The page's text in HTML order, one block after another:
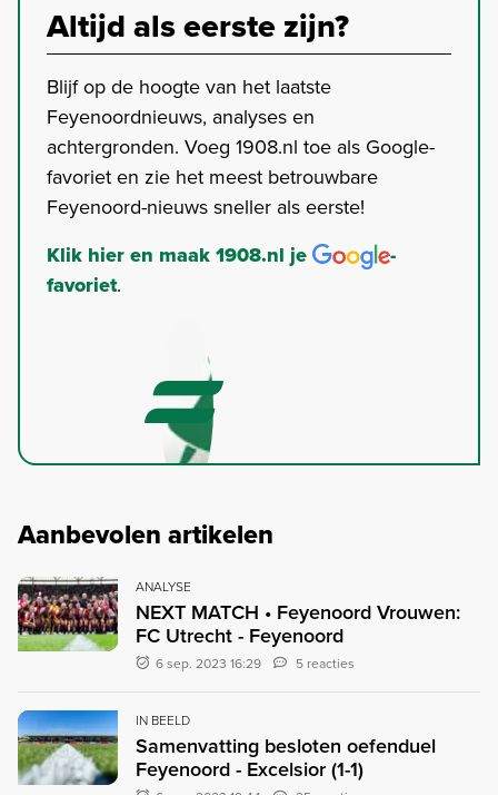
Altijd als eerste zijn?
Blijf op de hoogte van het laatste
Feyenoordnieuws, analyses en
achtergronden. Voeg 1908.nl toe als Google-
favoriet en zie het meest betrouwbare
Feyenoord-nieuws sneller als eerste!
Klik hier en maak 1908.nl je
-
favoriet.
Aanbevolen artikelen
ANALYSE
NEXT MATCH • Feyenoord Vrouwen:
FC Utrecht - Feyenoord
6 sep. 2023 16:29 5 reacties
IN BEELD
Samenvatting besloten oefenduel
Feyenoord - Excelsior (1-1)